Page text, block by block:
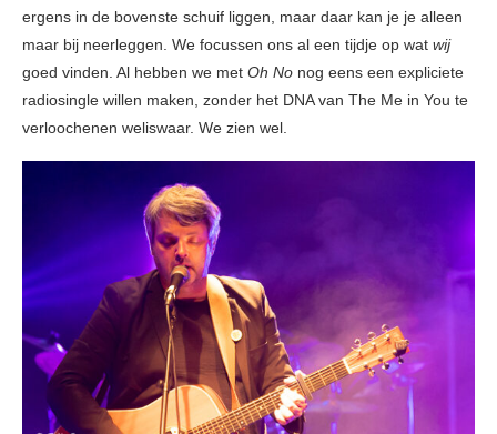
ergens in de bovenste schuif liggen, maar daar kan je je alleen
maar bij neerleggen. We focussen ons al een tijdje op wat wij
goed vinden. Al hebben we met Oh No nog eens een expliciete
radiosingle willen maken, zonder het DNA van The Me in You te
verloochenen weliswaar. We zien wel.